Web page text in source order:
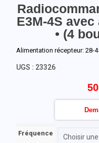
E3M-4S
• (4
Alimentation récepteur: 28-
Fréquence
UGS : 23326